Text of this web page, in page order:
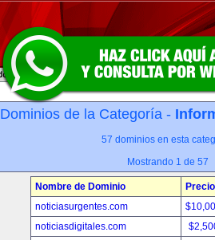
Dominios de la Categoría -
57 dominios en esta
Mostrando 1 de 57
Nombre de Dominio
Precio
noticiasurgentes.com
noticiasdigitales.com